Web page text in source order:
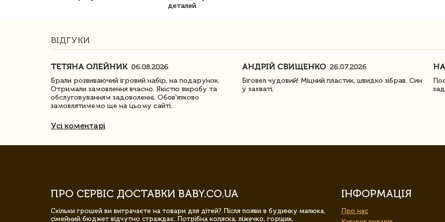
деталей
ВІДГУКИ
ТЕТЯНА ОЛЕЙНИК 06.08.2026
Брали розвиваючий ігровий набір, на подарунок.
Отримали замовлення вчасно. Якістю виробу та
обслуговуванням задоволенні. Обов'язково
замовлятимемо ще на цьому сайті.
АНДРІЙ СВИЩЕНКО 26.07.2026
Біговел чудовий! Міцний пластик, швидко зібрав. Син
у захваті.
Усі коментарі
ПРО СЕРВІС ДОСТАВКИ BABY.CO.UA
Скільки грошей ви витрачаєте на товари для дітей? Після появи в будинку малюка,
сімейний бюджет відчутно страждає. Потрібна коляска, ліжечко, горщик,
ІНФОРМАЦІЯ
Про нас